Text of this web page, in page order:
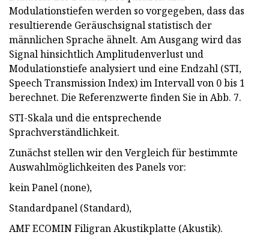
Modulationstiefen werden so vorgegeben, dass das
resultierende Geräuschsignal statistisch der
männlichen Sprache ähnelt. Am Ausgang wird das
Signal hinsichtlich Amplitudenverlust und
Modulationstiefe analysiert und eine Endzahl (STI,
Speech Transmission Index) im Intervall von 0 bis 1
berechnet. Die Referenzwerte finden Sie in Abb. 7.
STI-Skala und die entsprechende
Sprachverständlichkeit.
Zunächst stellen wir den Vergleich für bestimmte
Auswahlmöglichkeiten des Panels vor:
kein Panel (none),
Standardpanel (Standard),
AMF ECOMIN Filigran Akustikplatte (Akustik).